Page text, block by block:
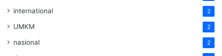
international 2
UMKM 2
nasional 2